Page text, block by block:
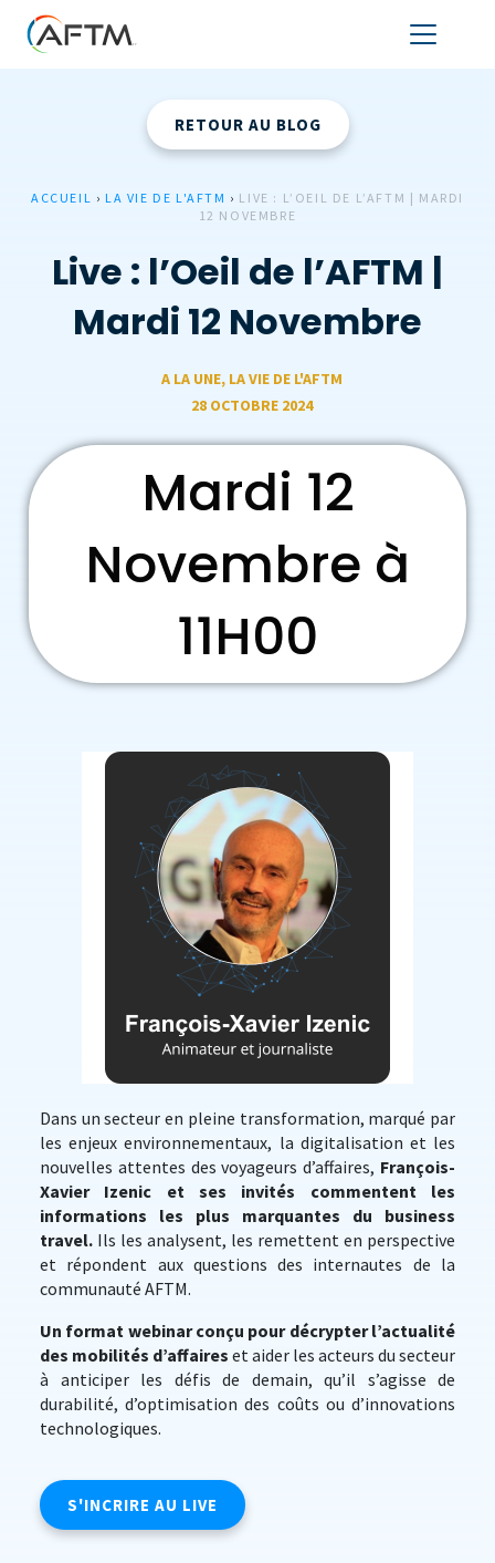
RETOUR AU BLOG
ACCUEIL › LA VIE DE L'AFTM › LIVE : L’OEIL DE L’AFTM | MARDI
12 NOVEMBRE
Live : l’Oeil de l’AFTM |
Mardi 12 Novembre
A LA UNE, LA VIE DE L'AFTM
28 OCTOBRE 2024
Mardi 12
Novembre à
11H00
Dans un secteur en pleine transformation, marqué par
les enjeux environnementaux, la digitalisation et les
nouvelles attentes des voyageurs d’affaires, François-
Xavier Izenic et ses invités commentent les
informations les plus marquantes du business
travel. Ils les analysent, les remettent en perspective
et répondent aux questions des internautes de la
communauté AFTM.
Un format webinar conçu pour décrypter l’actualité
des mobilités d’affaires et aider les acteurs du secteur
à anticiper les défis de demain, qu’il s’agisse de
durabilité, d’optimisation des coûts ou d’innovations
technologiques.
S'INCRIRE AU LIVE